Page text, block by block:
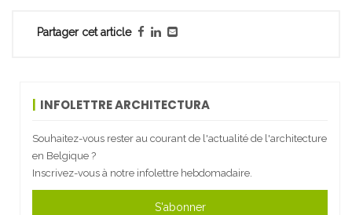
Partager cet article
INFOLETTRE ARCHITECTURA
Souhaitez-vous rester au courant de l'actualité de l'architecture
en Belgique ?
Inscrivez-vous à notre infolettre hebdomadaire.
S'abonner